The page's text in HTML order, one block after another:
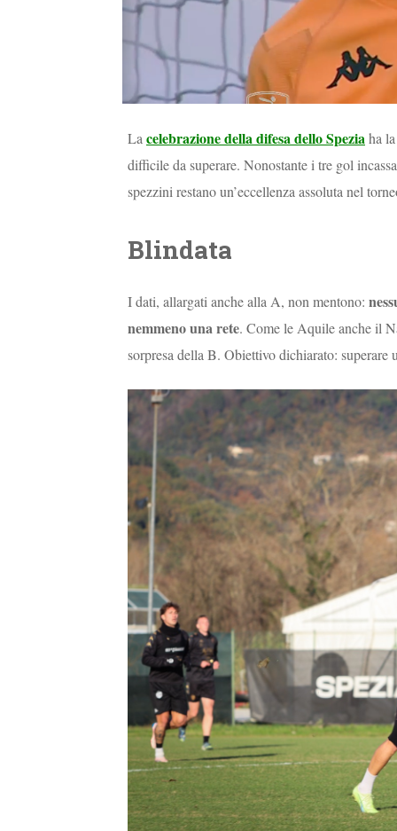
La celebrazione della difesa dello Speziaha
difficile da superare. Nonostante i tre gol
spezzini restano un’eccellenza assoluta nel
Blindata
I dati, allargati anche alla A, non mentono:
nemmeno una rete. Come le Aquile anche il
sorpresa della B. Obiettivo dichiarato: superare